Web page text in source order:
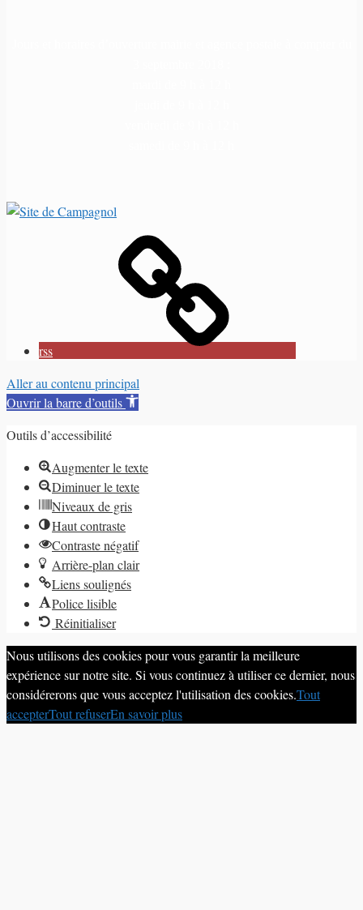
rss
Aller au contenu principal
Ouvrir la barre d’outils
Outils d’accessibilité
Augmenter le texte
Diminuer le texte
Niveaux de gris
Haut contraste
Contraste négatif
Arrière-plan clair
Liens soulignés
Police lisible
Réinitialiser
Nous utilisons des cookies pour vous garantir la meilleure
expérience sur notre site. Si vous continuez à utiliser ce dernier, nous
considérerons que vous acceptez l'utilisation des cookies.Tout
accepterTout refuserEn savoir plus